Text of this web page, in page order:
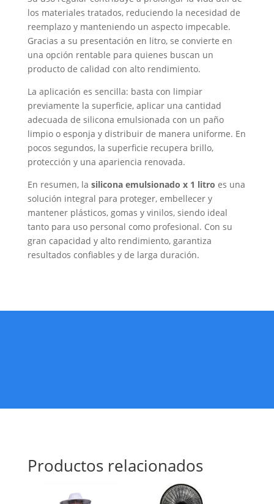
los materiales tratados, reduciendo la necesidad de
reemplazo y manteniendo un aspecto impecable.
Gracias a su presentación en litro, se convierte en
una opción rentable para quienes buscan un
producto de calidad con alto rendimiento.
La aplicación es sencilla: basta con limpiar
previamente la superficie, aplicar una cantidad
adecuada de silicona emulsionada con un paño
limpio o esponja y distribuir de manera uniforme. En
pocos segundos, la superficie recupera brillo,
protección y una apariencia renovada.
En resumen, la silicona emulsionado x 1 litro es una
solución integral para proteger, embellecer y
mantener plásticos, gomas y vinilos, siendo ideal
tanto para uso personal como profesional. Con su
gran capacidad y alto rendimiento, garantiza
resultados confiables y de larga duración.
Productos relacionados